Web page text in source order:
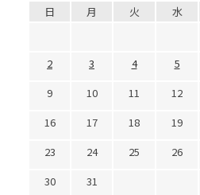
日 月 火 水
2
3 4 5
9
10 11 12
16
17 18 19
23
24 25 26
30
31